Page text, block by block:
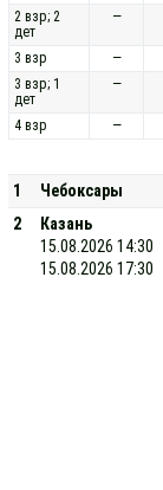
2 взр; 2
дет
—
3 взр —
3 взр; 1
дет
—
4 взр —
1
Чебоксары
2
Казань
15.08.2026 14:30
15.08.2026 17:30